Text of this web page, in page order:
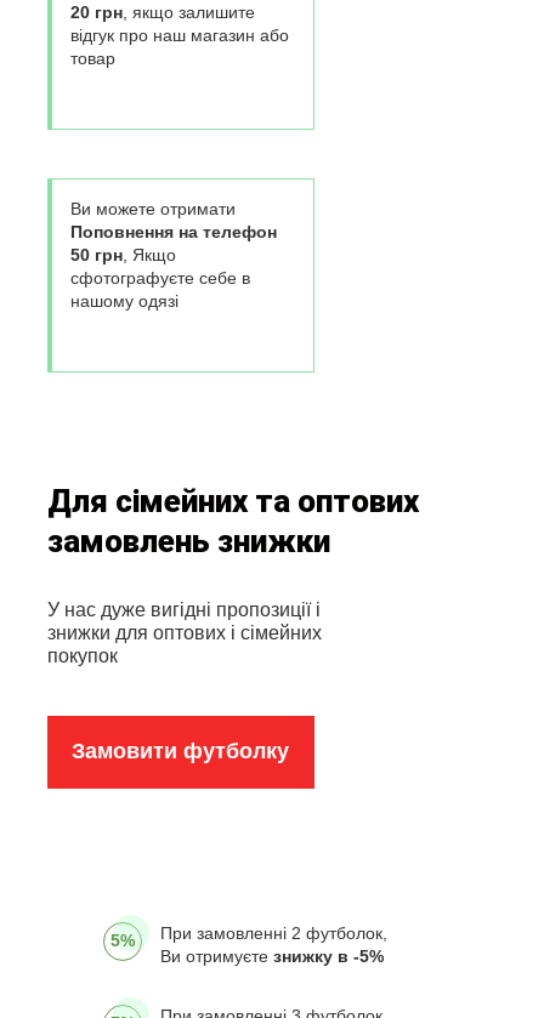
20 грн, якщо залишите
відгук про наш магазин або
товар
Ви можете отримати
Поповнення на телефон
50 грн, Якщо
сфотографуєте себе в
нашому одязі
Для сімейних та оптових
замовлень знижки
У нас дуже вигідні пропозиції і
знижки для оптових і сімейних
покупок
Замовити футболку
5%
При замовленні 2 футболок,
Ви отримуєте знижку в -5%